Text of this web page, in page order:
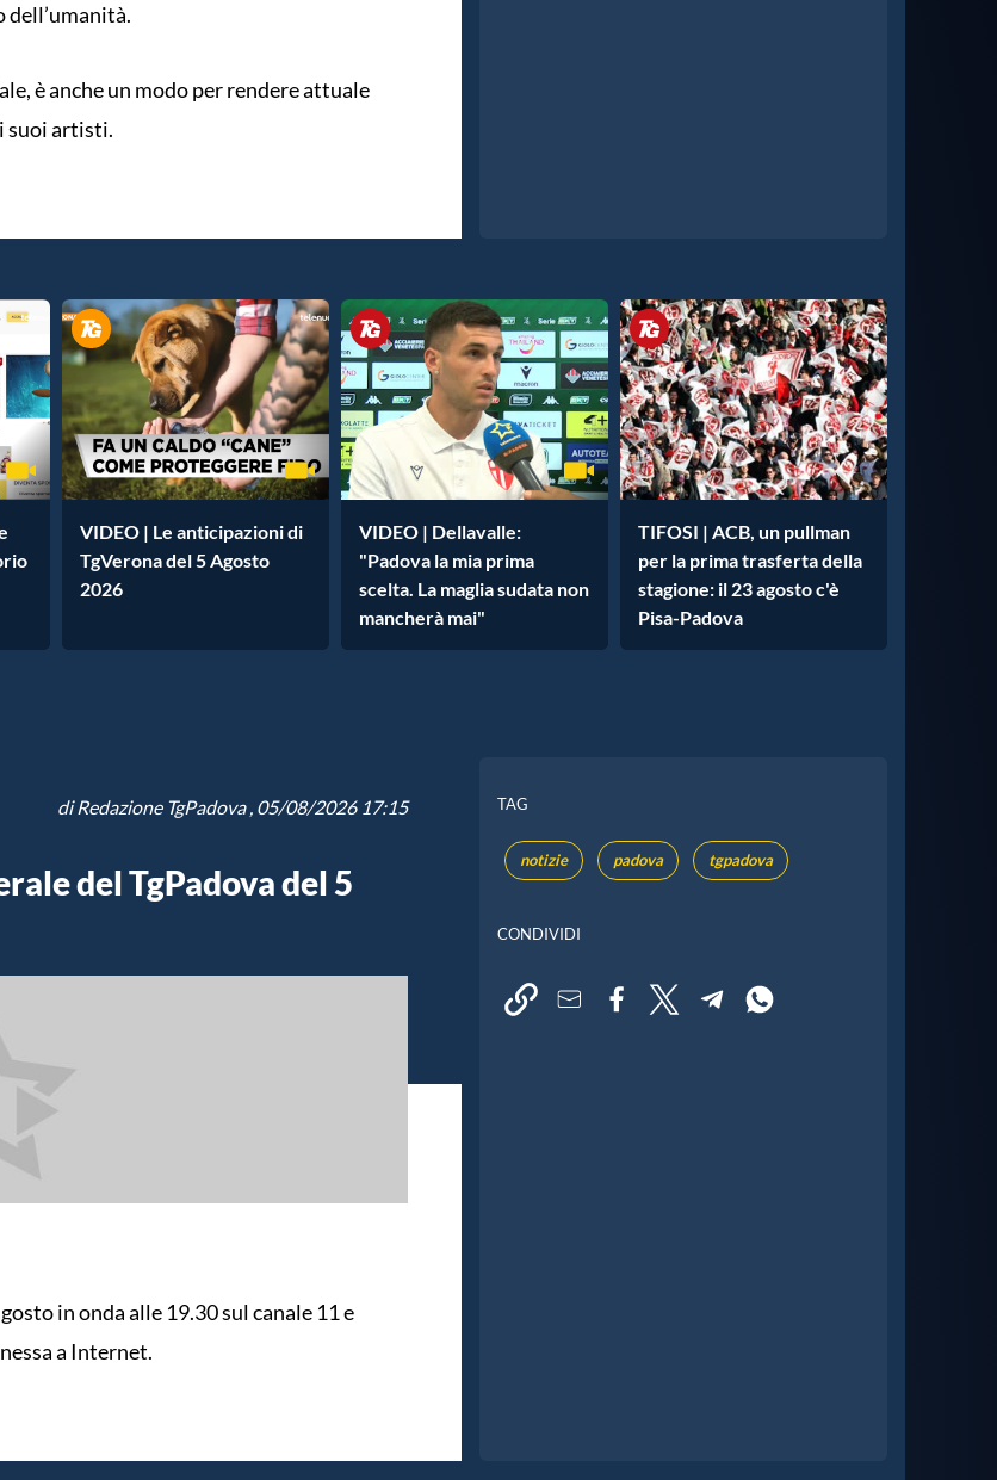
è anche un modo per rendere attuale
suoi artisti.
VIDEO | Le anticipazioni di
TgVerona del 5 Agosto
2026
VIDEO | Dellavalle:
"Padova la mia prima
scelta. La maglia sudata non
mancherà mai"
TIFOSI | ACB, un pullman
per la prima trasferta della
stagione: il 23 agosto c'è
Pisa-Padova
diRedazione TgPadova, 05/08/2026 17:15
del TgPadova del 5
in onda alle 19.30 sul canale 11 e
a Internet.
TAG
notizie padova tgpadova
CONDIVIDI